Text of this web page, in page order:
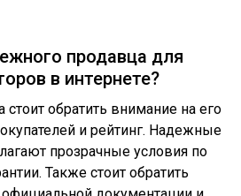
продавца для
в интернете?
обратить внимание на его
и рейтинг. Надежные
прозрачные условия по
Также стоит обратить